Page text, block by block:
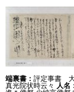
端裏書：評定事書 大
真光院状時云々
人名